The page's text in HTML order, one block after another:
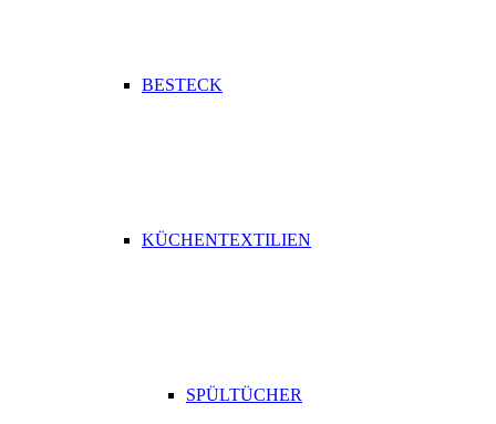
BESTECK
KÜCHENTEXTILIEN
SPÜLTÜCHER